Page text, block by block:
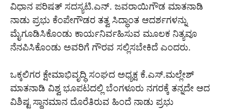
ವಿಧಾನ ಪರಿಷತ್ ಸದಸ್ಯಟಿ.ಎನ್. ಜವರಾಯಿಗೌಡ ಮಾತನಾಡಿ
ನಾಡು ಪ್ರಭು ಕೆಂಪೇಗೌಡರ ತತ್ವ ಸಿದ್ಧಾಂತ ಆದರ್ಶಗಳನ್ನು
ಮೈಗೂಡಿಸಿಕೊಂಡು ಕಾರ್ಯನಿರ್ವಹಿಸುವ ಮೂಲಕ ನಿತ್ಯವೂ
ನೆನಪಿಸಿಕೊಂಡು ಅವರಿಗೆ ಗೌರವ ಸಲ್ಲಿಸಬೇಕಿದೆ ಎಂದರು.
ಒಕ್ಕಲಿಗರ ಕ್ಷೇಮಾಭಿವೃದ್ಧಿ ಸಂಘದ ಅಧ್ಯಕ್ಷ ಕೆ.ಎಸ್.ಮಲ್ಲೇಶ್
ಮಾತನಾಡಿ ವಿಶ್ವ ಭೂಪಟದಲ್ಲಿ ಬೆಂಗಳೂರು ನಗರಕ್ಕೆ ತನ್ನದೇ ಆದ
ವಿಶಿಷ್ಟ ಸ್ಥಾನಮಾನ ದೊರೆತಿರುವ ಹಿಂದೆ ನಾಡು ಪ್ರಭು